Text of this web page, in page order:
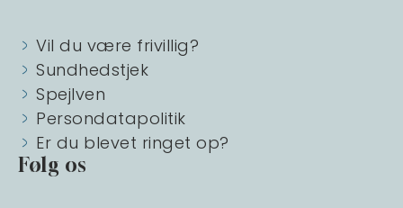
Vil du være frivillig?
Sundhedstjek
Spejlven
Persondatapolitik
Er du blevet ringet op?
Følg os